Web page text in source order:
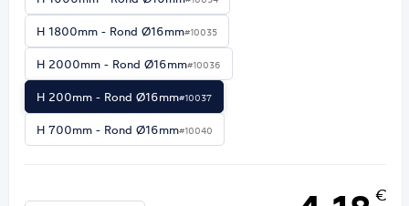
H 1800mm - Rond Ø16mm#10035
H 2000mm - Rond Ø16mm#10036
H 200mm - Rond Ø16mm#10037
H 700mm - Rond Ø16mm#10040
€